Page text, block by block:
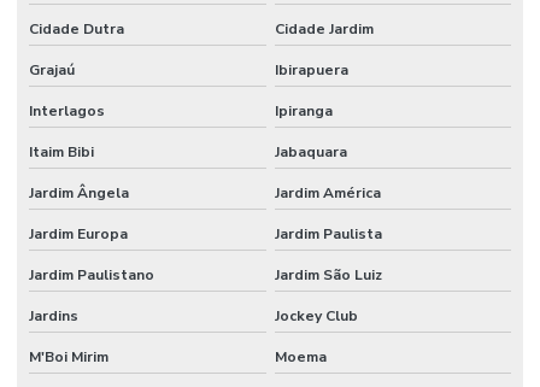
Escritório de engenharia civil em campinas
Estrutura metalica para galpão industrial
Estrutura metálica galpão mezanino
Execução de piso de concreto polido
Instalação de piso
Instalação de piso de concreto
Instalação de piso para estacionamento
Instalação de piso industrial
Cidade Dutra Cidade Jardim
Grajaú Ibirapuera
Interlagos Ipiranga
Itaim Bibi Jabaquara
Jardim Ângela Jardim América
Jardim Europa Jardim Paulista
Jardim Paulistano Jardim São Luiz
Jardins Jockey Club
M'Boi Mirim Moema